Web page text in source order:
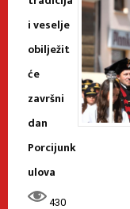
i veselje
obilježit
će
završni
dan
Porcijunk
ulova
430